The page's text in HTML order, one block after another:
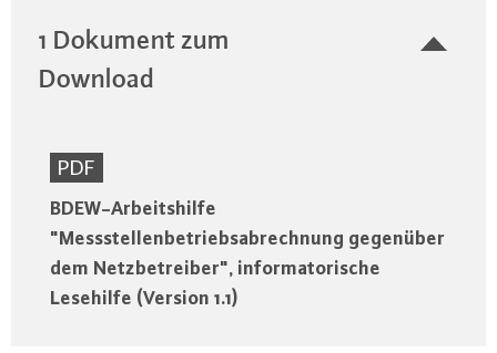
1 Dokument zum
Download
PDF
BDEW-Arbeitshilfe
"Messstellenbetriebsabrechnung gegenüber
dem Netzbetreiber", informatorische
Lesehilfe (Version 1.1)